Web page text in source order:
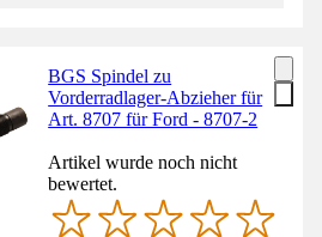
BGS Spindel zu
Vorderradlager-Abzieher für
Art. 8707 für Ford - 8707-2
Artikel wurde noch nicht
bewertet.